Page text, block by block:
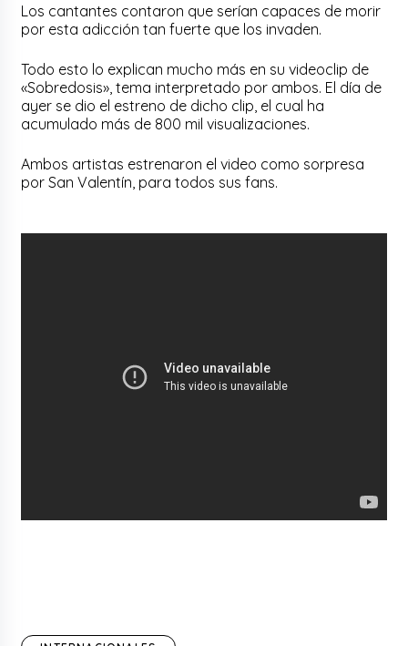
Los cantantes contaron que serían capaces de morir
por esta adicción tan fuerte que los invaden.
Todo esto lo explican mucho más en su videoclip de
«Sobredosis», tema interpretado por ambos. El día de
ayer se dio el estreno de dicho clip, el cual ha
acumulado más de 800 mil visualizaciones.
Ambos artistas estrenaron el video como sorpresa
por San Valentín, para todos sus fans.